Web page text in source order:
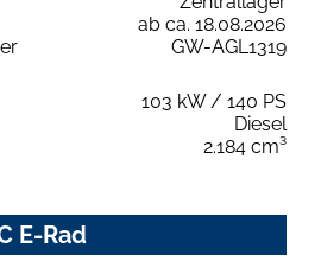
ab ca. 18.08.2026
GW-AGL1319
103 kW / 140 PS
Diesel
2.184 cm³
E-Rad